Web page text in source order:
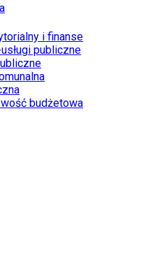
i finanse
publiczne
budżetowa